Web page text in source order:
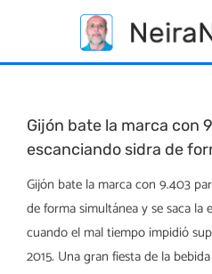
content
Gijón bate la marca con
escanciando sidra de
Gijón bate la marca con 9.403
de forma simultánea y se saca la
cuando el mal tiempo impidió
2015. Una gran fiesta de la